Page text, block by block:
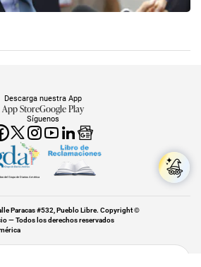
Síguenos
Descarga nuestra App
App StoreGoogle Play
del Grupo de Diarios América
Paracas #532, Pueblo Libre. Copyright ©
— Todos los derechos reservados